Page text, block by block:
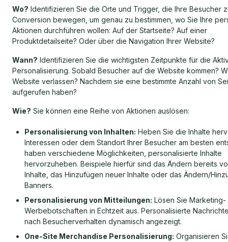
Wo? Identifizieren Sie die Orte und Trigger, die Ihre Besucher
Conversion bewegen, um genau zu bestimmen, wo Sie Ihre
Aktionen durchführen wollen: Auf der Startseite? Auf einer
Produktdetailseite? Oder über die Navigation Ihrer Website?
Wann? Identifizieren Sie die wichtigsten Zeitpunkte für die
Personalisierung. Sobald Besucher auf die Website kommen?
Website verlassen? Nachdem sie eine bestimmte Anzahl von
aufgerufen haben?
Wie? Sie können eine Reihe von Aktionen auslösen:
Personalisierung von Inhalten: Heben Sie die Inhalte
Interessen oder dem Standort Ihrer Besucher am besten
haben verschiedene Möglichkeiten, personalisierte Inhalte
hervorzuheben. Beispiele hierfür sind das Ändern bereits
Inhalte, das Hinzufügen neuer Inhalte oder das Ändern/
Banners.
Personalisierung von Mitteilungen: Lösen Sie
Werbebotschaften in Echtzeit aus. Personalisierte
nach Besucherverhalten dynamisch angezeigt.
One-Site Merchandise Personalisierung: Organisieren